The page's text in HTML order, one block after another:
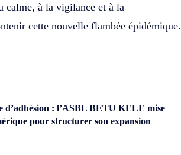
calme, à la vigilance et à la
cette nouvelle flambée épidémique.
d’adhésion : l’ASBL BETU KELE mise
pour structurer son expansion